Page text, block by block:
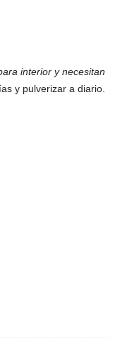
interior y necesitan
y pulverizar a diario.